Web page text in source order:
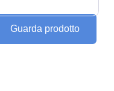
Guarda prodotto